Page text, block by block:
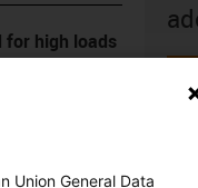
for high loads
ball
They
are
Union General Data